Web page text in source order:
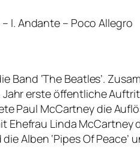
I. Andante – Poco Allegro
‘The Beatles’.
erste öffentliche
Paul McCartney die
Linda McCartney
Alben ‘Pipes Of Peace’